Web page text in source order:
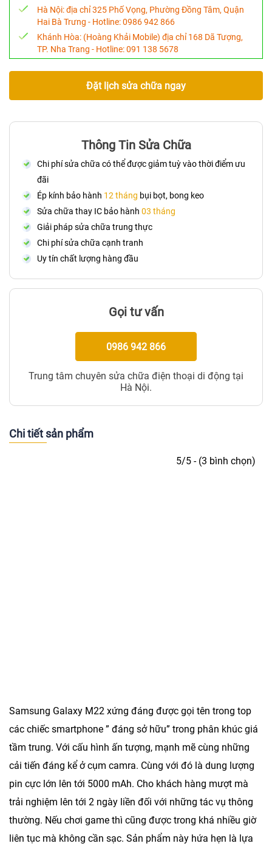
Hà Nội:địa chỉ 325 Phố Vọng, Phường Đồng Tâm, Quận
Hai Bà Trưng - Hotline:0986 942 866
Khánh Hòa: (Hoàng Khải Mobile) địa chỉ 168 Dã Tượng,
TP. Nha Trang - Hotline:091 138 5678
Đặt lịch sửa chữa ngay
Thông Tin Sửa Chữa
Chi phí sửa chữa có thể được giảm tuỳ vào thời điểm ưu
đãi
Ép kính bảo hành 12 tháng bụi bọt, bong keo
Sửa chữa thay IC bảo hành 03 tháng
Giải pháp sửa chữa trung thực
Chi phí sửa chữa cạnh tranh
Uy tín chất lượng hàng đầu
Gọi tư vấn
0986 942 866
Trung tâm chuyên sửa chữa điện thoại di động tại
Hà Nội.
Chi tiết sản phẩm
5/5 - (3 bình chọn)
Samsung Galaxy M22 xứng đáng được gọi tên trong top
các chiếc smartphone ” đáng sở hữu” trong phân khúc giá
tầm trung. Với cấu hình ấn tượng, mạnh mẽ cùng những
cải tiến đáng kể ở cụm camra. Cùng với đó là dung lượng
pin cực lớn lên tới 5000 mAh. Cho khách hàng mượt mà
trải nghiệm lên tới 2 ngày liền đối với những tác vụ thông
thường. Nếu chơi game thì cũng được trong khá nhiều giờ
liên tục mà không cần sạc. Sản phẩm này hứa hẹn là lựa